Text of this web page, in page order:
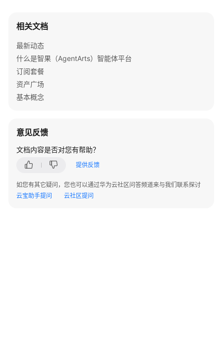
相关文档
最新动态
什么是智果（AgentArts）智能体平台
订阅套餐
资产广场
基本概念
意见反馈
文档内容是否对您有帮助？
提供反馈
如您有其它疑问，您也可以通过华为云社区问答频道来与我们联系探讨
云宝助手提问
云社区提问